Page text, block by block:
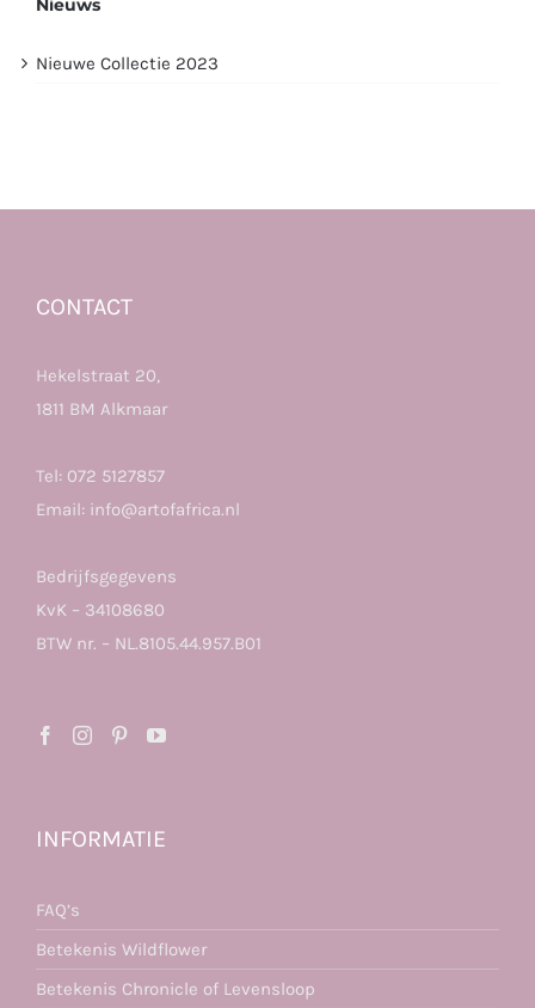
Nieuws
Nieuwe Collectie 2023
CONTACT
Hekelstraat 20,
1811 BM Alkmaar
Tel: 072 5127857
Email: info@artofafrica.nl
Bedrijfsgegevens
KvK – 34108680
BTW nr. – NL.8105.44.957.B01
INFORMATIE
FAQ’s
Betekenis Wildflower
Betekenis Chronicle of Levensloop